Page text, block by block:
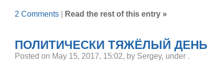
2 Comments Read the rest of this entry »
ПОЛИТИЧЕСКИ ТЯЖЁЛЫЙ ДЕНЬ
Posted on May 15, 2017, 15:02, by Sergey, under .